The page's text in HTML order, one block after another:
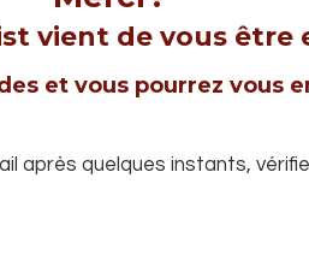
vient de vous être
et vous pourrez vous
après quelques instants,